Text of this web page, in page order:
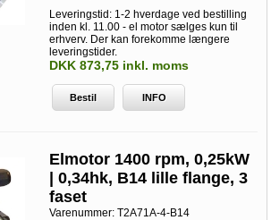
Leveringstid: 1-2 hverdage ved bestilling
inden kl. 11.00 - el motor sælges kun til
erhverv. Der kan forekomme længere
leveringstider.
DKK 873,75 inkl. moms
Bestil INFO
Elmotor 1400 rpm, 0,25kW
| 0,34hk, B14 lille flange, 3
faset
Varenummer:T2A71A-4-B14